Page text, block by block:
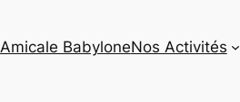
Amicale BabyloneNos Activités